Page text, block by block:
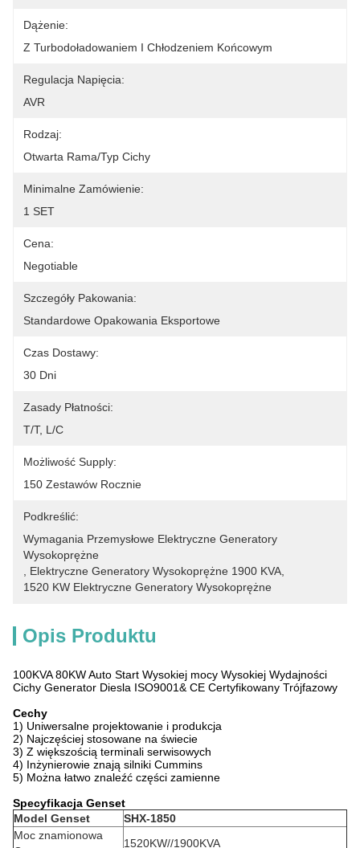
Dążenie:
Z Turbodoładowaniem I Chłodzeniem Końcowym
Regulacja Napięcia:
AVR
Rodzaj:
Otwarta Rama/typ Cichy
Minimalne Zamówienie:
1 SET
Cena:
Negotiable
Szczegóły Pakowania:
Standardowe Opakowania Eksportowe
Czas Dostawy:
30 Dni
Zasady Płatności:
T/T, L/C
Możliwość Supply:
150 Zestawów Rocznie
Podkreślić:
Wymagania Przemysłowe Elektryczne Generatory
Wysokoprężne
Elektryczne Generatory Wysokoprężne 1900 KVA
1520 KW Elektryczne Generatory Wysokoprężne
Opis Produktu
100KVA 80KW Auto Start Wysokiej mocy Wysokiej Wydajności
Cichy Generator Diesla ISO9001& CE Certyfikowany Trójfazowy
Cechy
1) Uniwersalne projektowanie i produkcja
2) Najczęściej stosowane na świecie
3) Z większością terminali serwisowych
4) Inżynierowie znają silniki Cummins
5) Można łatwo znaleźć części zamienne
Specyfikacja Genset
Model Genset
SHX-1850
Moc znamionowa
1520KW//1900KVA